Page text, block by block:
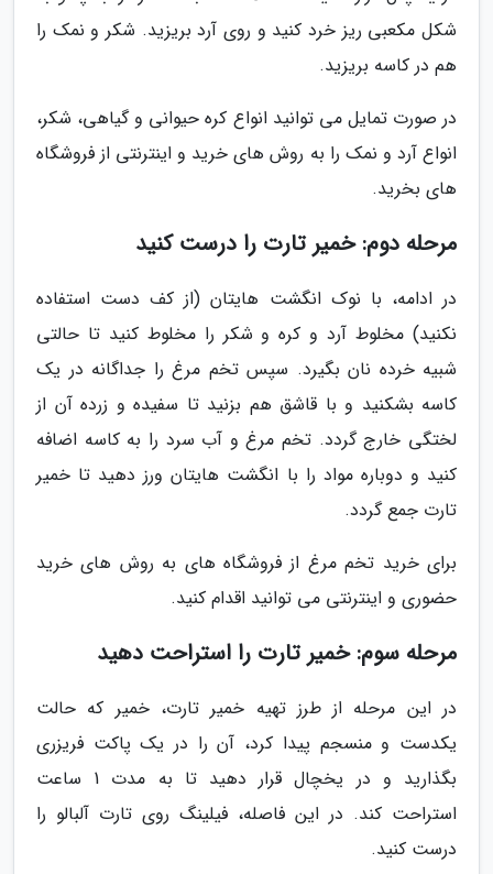
شکل مکعبی ریز خرد کنید و روی آرد بریزید. شکر و نمک را
هم در کاسه بریزید.
در صورت تمایل می توانید انواع کره حیوانی و گیاهی، شکر،
انواع آرد و نمک را به روش های خرید و اینترنتی از فروشگاه
های بخرید.
مرحله دوم: خمیر تارت را درست کنید
در ادامه، با نوک انگشت هایتان (از کف دست استفاده
نکنید) مخلوط آرد و کره و شکر را مخلوط کنید تا حالتی
شبیه خرده نان بگیرد. سپس تخم مرغ را جداگانه در یک
کاسه بشکنید و با قاشق هم بزنید تا سفیده و زرده آن از
لختگی خارج گردد. تخم مرغ و آب سرد را به کاسه اضافه
کنید و دوباره مواد را با انگشت هایتان ورز دهید تا خمیر
تارت جمع گردد.
برای خرید تخم مرغ از فروشگاه های به روش های خرید
حضوری و اینترنتی می توانید اقدام کنید.
مرحله سوم: خمیر تارت را استراحت دهید
در این مرحله از طرز تهیه خمیر تارت، خمیر که حالت
یکدست و منسجم پیدا کرد، آن را در یک پاکت فریزری
بگذارید و در یخچال قرار دهید تا به مدت 1 ساعت
استراحت کند. در این فاصله، فیلینگ روی تارت آلبالو را
درست کنید.